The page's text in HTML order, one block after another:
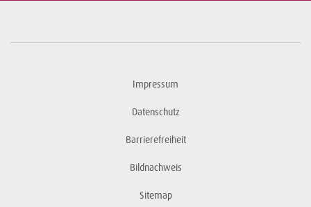
Impressum
Datenschutz
Barrierefreiheit
Bildnachweis
Sitemap